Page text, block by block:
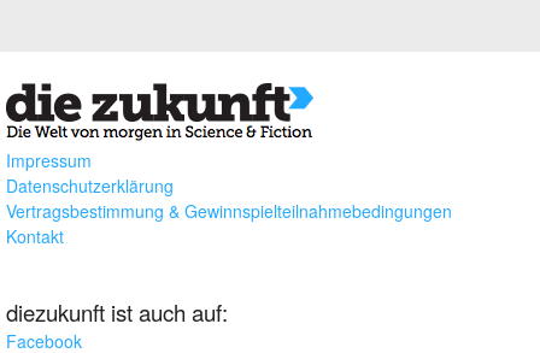
Impressum
Datenschutzerklärung
Vertragsbestimmung & Gewinnspielteilnahmebedingungen
Kontakt
diezukunft ist auch auf:
Facebook